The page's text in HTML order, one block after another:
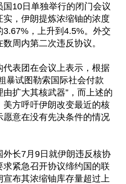
10日单独举行的闭门会议
，伊朗提炼浓缩铀的浓度
，上升到4.5%。外交
周内第二次违反协议。
代表团在会议上表示，根据
暴试图勒索国际社会付款
扩大其核武器”，而上述的
方呼吁伊朗改变最近的核
意在没有先决条件的情况
外长7月9日就伊朗违反核协
紧急召开协议缔约国的联
布其浓缩铀库存量超过上